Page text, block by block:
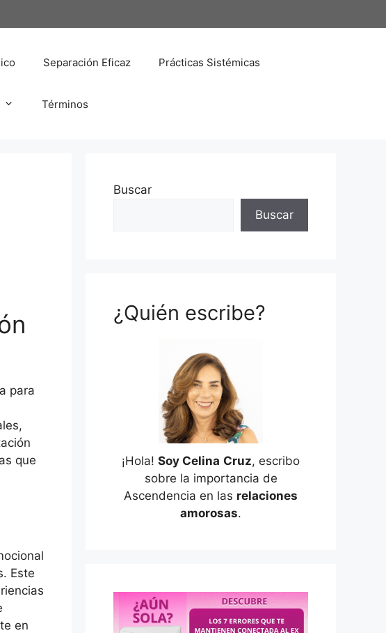
Separación Eficaz Prácticas Sistémicas
Términos
para
que
Este
en
Buscar
Buscar
¿Quién escribe?
¡Hola! Soy Celina Cruz, escribo
sobre la importancia de
Ascendencia en las relaciones
amorosas.